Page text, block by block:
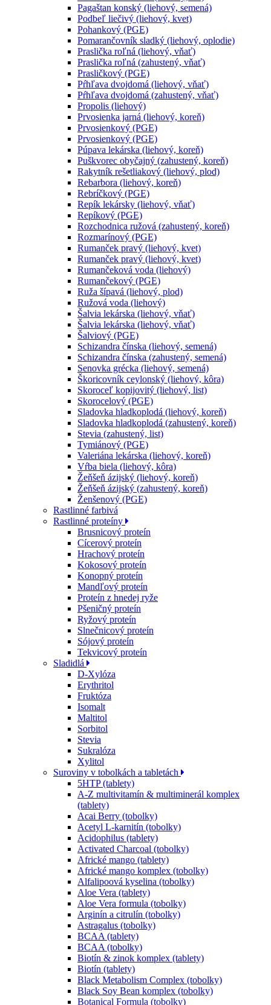
Pagaštan konský (liehový, semená)
Podbeľ liečivý (liehový, kvet)
Pohankový (PGE)
Pomarančovník sladký (liehový, oplodie)
Praslička roľná (liehový, vňať)
Praslička roľná (zahustený, vňať)
Prasličkový (PGE)
Pŕhľava dvojdomá (liehový, vňať)
Pŕhľava dvojdomá (zahustený, vňať)
Propolis (liehový)
Prvosienka jarná (liehový, koreň)
Prvosienkový (PGE)
Prvosienkový (PGE)
Púpava lekárska (liehový, koreň)
Puškvorec obyčajný (zahustený, koreň)
Rakytník rešetliakový (liehový, plod)
Rebarbora (liehový, koreň)
Rebríčkový (PGE)
Repík lekársky (liehový, vňať)
Repíkový (PGE)
Rozchodnica ružová (zahustený, koreň)
Rozmarínový (PGE)
Rumanček pravý (liehový, kvet)
Rumanček pravý (liehový, kvet)
Rumančeková voda (liehový)
Rumančekový (PGE)
Ruža šípavá (liehový, plod)
Ružová voda (liehový)
Šalvia lekárska (liehový, vňať)
Šalvia lekárska (liehový, vňať)
Šalviový (PGE)
Schizandra čínska (liehový, semená)
Schizandra čínska (zahustený, semená)
Senovka grécka (liehový, semená)
Škoricovník ceylonský (liehový, kôra)
Skoroceľ kopijovitý (liehový, list)
Skorocelový (PGE)
Sladovka hladkoplodá (liehový, koreň)
Sladovka hladkoplodá (zahustený, koreň)
Stevia (zahustený, list)
Tymiánový (PGE)
Valeriána lekárska (liehový, koreň)
Vŕba biela (liehový, kôra)
Žeňšeň ázijský (liehový, koreň)
Žeňšeň ázijský (zahustený, koreň)
Ženšenový (PGE)
Rastlinné farbivá
Rastlinné proteíny
Brusnicový proteín
Cícerový proteín
Hrachový proteín
Kokosový proteín
Konopný proteín
Mandľový proteín
Proteín z hnedej ryže
Pšeničný proteín
Ryžový proteín
Slnečnicový proteín
Sójový proteín
Tekvicový proteín
Sladidlá
D-Xylóza
Erythritol
Fruktóza
Isomalt
Maltitol
Sorbitol
Stevia
Sukralóza
Xylitol
Suroviny v tobolkách a tabletách
5HTP (tablety)
A-Z multivitamín & multiminerál komplex
(tablety)
Acai Berry (tobolky)
Acetyl L-karnitín (tobolky)
Acidophilus (tablety)
Activated Charcoal (tobolky)
Africké mango (tablety)
Africké mango komplex (tobolky)
Alfalipoová kyselina (tobolky)
Aloe Vera (tablety)
Aloe Vera formula (tobolky)
Arginín a citrulín (tobolky)
Astragalus (tobolky)
BCAA (tablety)
BCAA (tobolky)
Biotín & zinok komplex (tablety)
Biotín (tablety)
Black Metabolism Complex (tobolky)
Black Soy Bean komplex (tobolky)
Botanical Formula (tobolky)